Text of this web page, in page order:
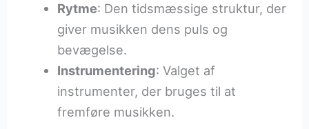
Rytme: Den tidsmæssige struktur, der
giver musikken dens puls og
bevægelse.
Instrumentering: Valget af
instrumenter, der bruges til at
fremføre musikken.